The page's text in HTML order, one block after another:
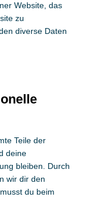
Website, das
zu
diverse Daten
Teile der
deine
bleiben. Durch
wir dir den
du beim